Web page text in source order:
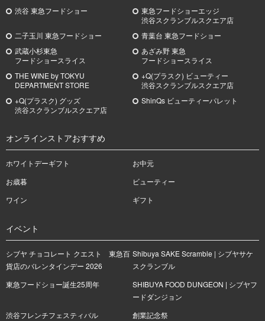
渋谷 東急フードショー
東急フードショーエッジ
渋谷スクランブルスクエア店
二子玉川 東急フードショー
青葉台 東急フードショー
武蔵小杉東急
フードショースライス
あざみ野東急
フードショースライス
THE WINE by TOKYU
DEPARTMENT STORE
+Q(プラスク) ビューティー
渋谷スクランブルスクエア店
+Q(プラスク) グッズ
渋谷スクランブルスクエア店
ShinQs ビューティーパレット
オンラインストアおすすめ
ホワイトデーギフト
お中元
お歳暮
ビューティー
ワイン
ギフト
イベント
シブヤ チョコレート クエスト 東急百
貨店のバレンタインデー 2026
Shibuya SAKE Scramble | シブヤサケ
スクランブル
東急フードショー誕生25周年
SHIBUYA FOOD DUNGEON | シブヤフ
ードダンジョン
渋谷フレンチフェスティバル
創業記念祭